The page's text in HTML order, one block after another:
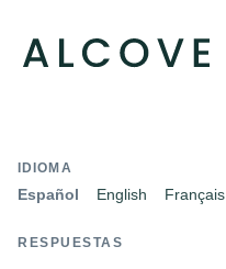
IDIOMA
Español English Français
RESPUESTAS